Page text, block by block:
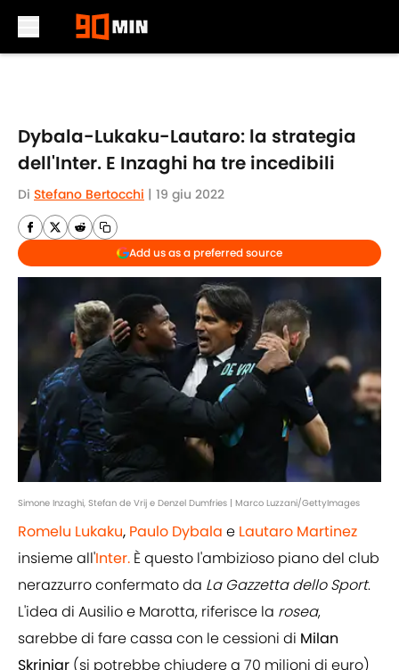
Dybala-Lukaku-Lautaro: la strategia
dell'Inter. E Inzaghi ha tre incedibili
Di Stefano Bertocchi | 19 giu 2022
Add us as a preferred source
Simone Inzaghi, Stefan de Vrij e Denzel Dumfries | Marco Luzzani/GettyImages
Romelu Lukaku, Paulo Dybala e Lautaro Martinez
insieme all'Inter. È questo l'ambizioso piano del club
nerazzurro confermato da La Gazzetta dello Sport.
L'idea di Ausilio e Marotta, riferisce la rosea,
sarebbe di fare cassa con le cessioni di Milan
Skriniar (si potrebbe chiudere a 70 milioni di euro)